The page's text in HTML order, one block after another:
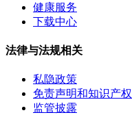
健康服务
下载中心
法律与法规相关
私隐政策
免责声明和知识产权
监管披露